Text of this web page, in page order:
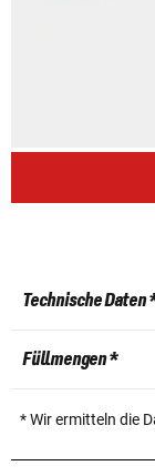
Technische Daten
Füllmengen *
* Wir ermitteln die